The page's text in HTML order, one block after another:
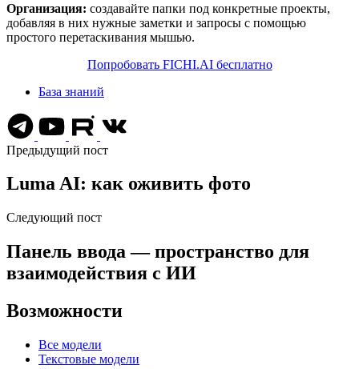
Организация: создавайте папки под конкретные проекты,
добавляя в них нужные заметки и запросы с помощью
простого перетаскивания мышью.
Попробовать FICHI.AI бесплатно
База знаний
Предыдущий пост
Luma AI: как оживить фото
Следующий пост
Панель ввода — пространство для
взаимодействия с ИИ
Возможности
Все модели
Текстовые модели